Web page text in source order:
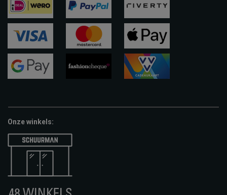
ideal paypal riverty
visa
apple-
pay
Onze winkels: